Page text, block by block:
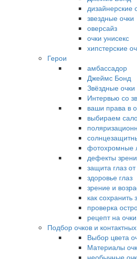
дизайнерские
звездные очки
оверсайз
очки унисекс
хипстерские
Герои
амбассадор
Джеймс Бонд
Звёздные очки
Интервью со
ваши права в
выбираем
фотохромные
дефекты
защита глаз
здоровье глаз
зрение и
как сохранить
проверка
рецепт на очки
Подбор очков и
Выбор цвета
Материалы